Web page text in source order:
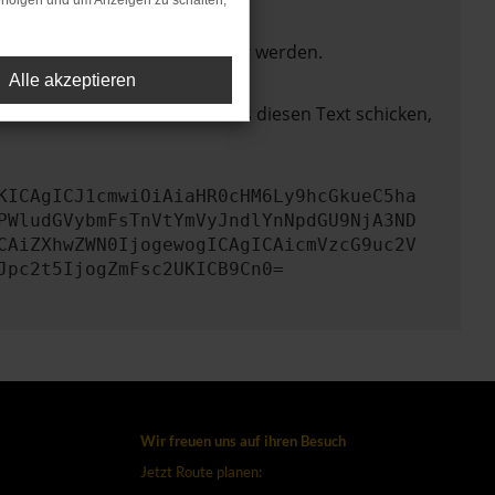
nicht mehr unterstützt werden.
zu beheben. Du kannst uns diesen Text schicken,
Wir freuen uns auf ihren Besuch
Jetzt Route planen:
Alle akzeptieren